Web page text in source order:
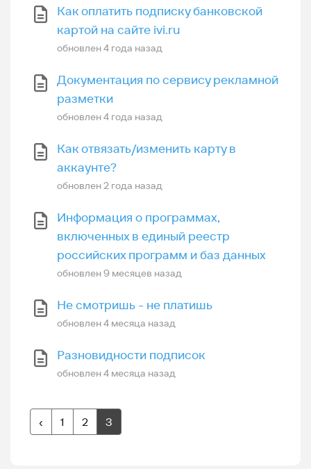
Как оплатить подписку банковской
картой на сайте ivi.ru
обновлен4 года назад
Документация по сервису рекламной
разметки
обновлен4 года назад
Как отвязать/изменить карту в
аккаунте?
обновлен2 года назад
Информация о программах,
включенных в единый реестр
российских программ и баз данных
обновлен9 месяцев назад
Не смотришь - не платишь
обновлен4 месяца назад
Разновидности подписок
обновлен4 месяца назад
‹ 1 2 3